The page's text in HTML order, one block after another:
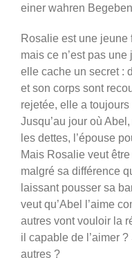
einer wahren
Rosalie est une jeune
mais ce n’est pas
elle cache un secret :
et son corps sont
rejetée, elle a
Jusqu’au jour où
les dettes, l’épouse
Mais Rosalie veut
malgré sa différence
laissant pousser sa
veut qu’Abel l’aime
autres vont vouloir la
il capable de l’aimer
autres ?